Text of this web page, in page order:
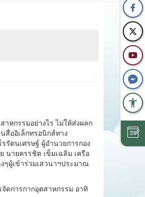
หกรรมอย่างไร ไม่ให้ส่งผลก
สื่ออิเล็กทรอนิกส์ทาง
ตนเศรษฐ์ ผู้อำนวยการกอง
นายครรชิต เข็มเฉลิม เครือ
ผู้เข้าร่วมเสวนาฯประมาณ
ดการกากอุตสาหกรรม อาทิ